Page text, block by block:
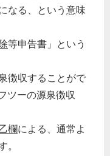
なる、という意味
等申告書」という
徴収することがで
ツーの源泉徴収
欄による、通常よ
。